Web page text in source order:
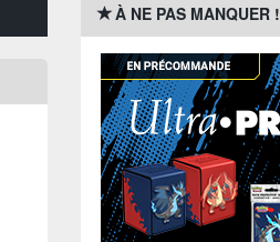
À NE PAS MANQUER !